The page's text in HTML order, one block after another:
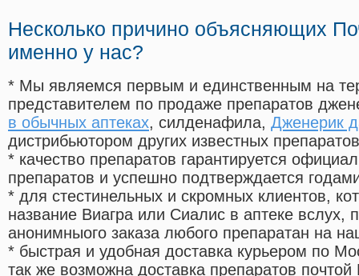
Несколько причино объясняющих
именно у нас?
* Мы являемся первым и единственным на
представителем по продаже препаратов
в обычных аптеках, силденафила, Дженерик
дистрибьютором других известных препаратов
* качество препаратов гарантируется
препаратов и успешно подтверждается
* для стестинельных и скромных клиентов,
название Виагра или Сиалис в аптеке вслух,
анонимныого заказа любого препаратан на
* быстрая и удобная доставка курьером по
так же возможна доставка препаратов